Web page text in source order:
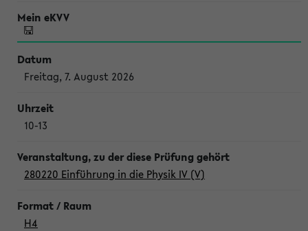
Freitag, 7. August 2026
10-13
280220 Einführung in die Physik IV (V)
H4